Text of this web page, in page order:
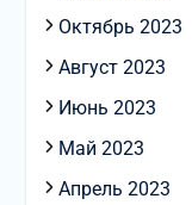
Октябрь 2023
Август 2023
Июнь 2023
Май 2023
Апрель 2023